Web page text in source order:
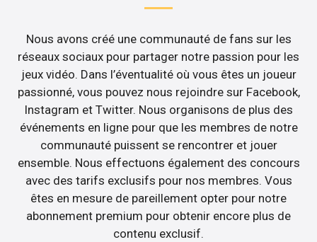
Nous avons créé une communauté de fans sur les
réseaux sociaux pour partager notre passion pour les
jeux vidéo. Dans l’éventualité où vous êtes un joueur
passionné, vous pouvez nous rejoindre sur Facebook,
Instagram et Twitter. Nous organisons de plus des
événements en ligne pour que les membres de notre
communauté puissent se rencontrer et jouer
ensemble. Nous effectuons également des concours
avec des tarifs exclusifs pour nos membres. Vous
êtes en mesure de pareillement opter pour notre
abonnement premium pour obtenir encore plus de
contenu exclusif.